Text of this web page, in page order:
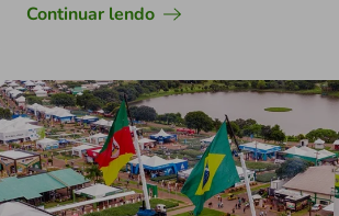
Continuar lendo